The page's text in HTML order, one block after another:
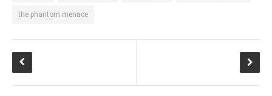
the phantom menace